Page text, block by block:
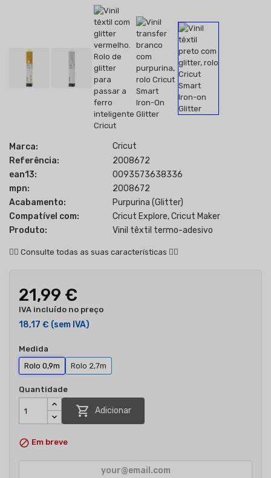
Marca:
Cricut
Referência:
2008672
ean13:
0093573638336
mpn:
2008672
Acabamento:
Purpurina (Glitter)
Compatível com:
Cricut Explore, Cricut Maker
Produto:
Vinil têxtil termo-adesivo
👇🏻 Consulte todas as suas características 👇🏻
21,99 €
IVA incluído no preço
18,17 € (sem IVA)
Medida
Rolo 0,9m
Rolo 2,7m
Quantidade
 Adicionar
 Em breve